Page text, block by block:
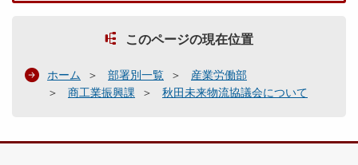
このページの現在位置
ホーム 部署別一覧
産業労働部
商工業振興課
秋田未来物流協議会について